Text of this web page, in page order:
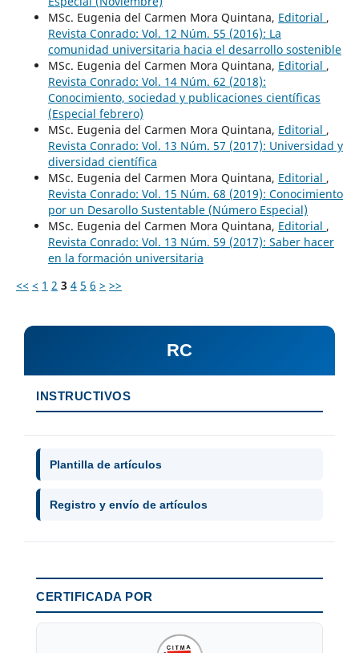
MSc. Eugenia del Carmen Mora Quintana, Editorial ,
Revista Conrado: Vol. 12 Núm. 55 (2016): La
comunidad universitaria hacia el desarrollo sostenible
MSc. Eugenia del Carmen Mora Quintana, Editorial ,
Revista Conrado: Vol. 14 Núm. 62 (2018):
Conocimiento, sociedad y publicaciones científicas
(Especial febrero)
MSc. Eugenia del Carmen Mora Quintana, Editorial ,
Revista Conrado: Vol. 13 Núm. 57 (2017): Universidad y
diversidad científica
MSc. Eugenia del Carmen Mora Quintana, Editorial ,
Revista Conrado: Vol. 15 Núm. 68 (2019): Conocimiento
por un Desarollo Sustentable (Número Especial)
MSc. Eugenia del Carmen Mora Quintana, Editorial ,
Revista Conrado: Vol. 13 Núm. 59 (2017): Saber hacer
en la formación universitaria
<< < 1 2 3 4 5 6 > >>
RC
INSTRUCTIVOS
Plantilla de artículos
Registro y envío de artículos
CERTIFICADA POR